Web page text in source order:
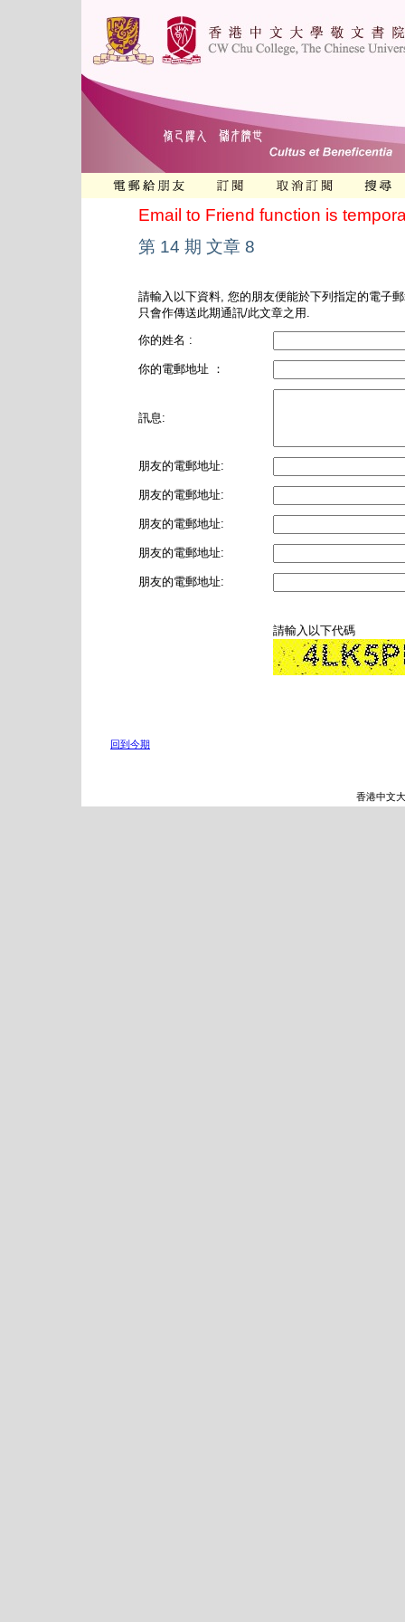
Email to Friend function is
第 14 期 文章 8
請輸入以下資料, 您的朋友便能於下列指定的電子
只會作傳送此期通訊/此文章之用.
你的姓名 :
你的電郵地址 ：
訊息:
朋友的電郵地址:
朋友的電郵地址:
朋友的電郵地址:
朋友的電郵地址:
朋友的電郵地址:
請輸入以下代碼
回到今期
香港中文